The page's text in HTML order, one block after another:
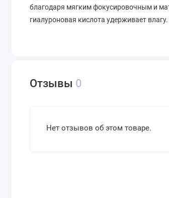
благодаря мягким фокусировочным и
гиалуроновая кислота удерживает
Отзывы 0
Нет отзывов об этом товаре.